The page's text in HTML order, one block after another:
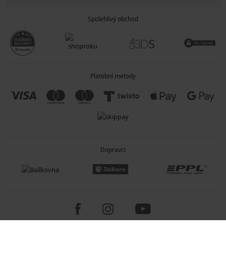
Spolehlivý obchod
Platební metody
Dopravci